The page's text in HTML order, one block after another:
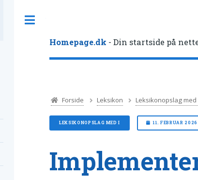
Homepage.dk - Din startside på
Forside Leksikon Leksikonopslag med
LEKSIKONOPSLAG MED I 11. FEBRUAR 2026